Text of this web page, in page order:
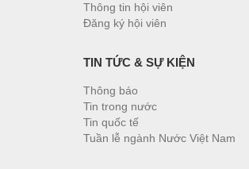
Thông tin hội viên
Đăng ký hội viên
TIN TỨC & SỰ KIỆN
Thông báo
Tin trong nước
Tin quốc tế
Tuần lễ ngành Nước Việt Nam